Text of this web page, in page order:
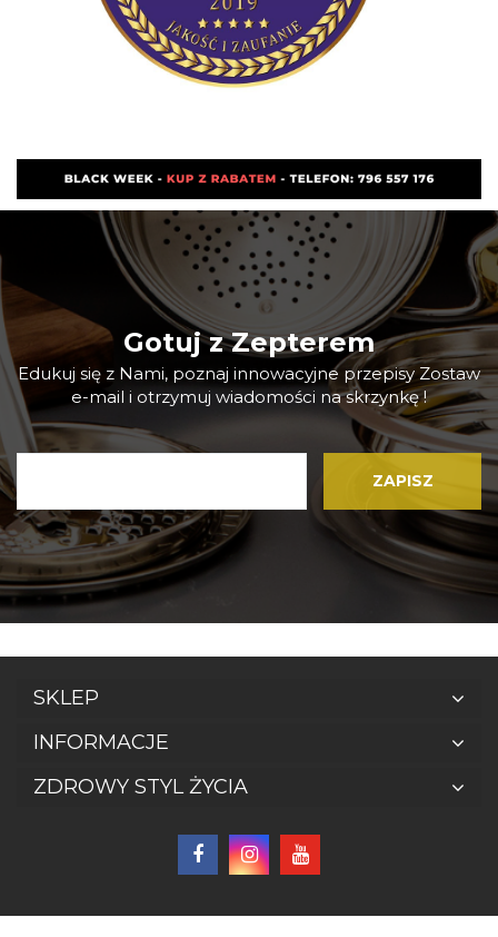
Gotuj z Zepterem
Edukuj się z Nami, poznaj innowacyjne przepisy Zostaw
e-mail i otrzymuj wiadomości na skrzynkę !
SKLEP
INFORMACJE
ZDROWY STYL ŻYCIA